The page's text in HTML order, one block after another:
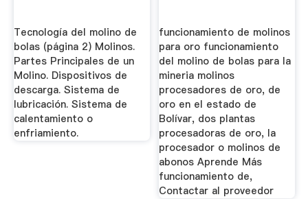
Tecnología del molino de
bolas (página 2) Molinos.
Partes Principales de un
Molino. Dispositivos de
descarga. Sistema de
lubricación. Sistema de
calentamiento o
enfriamiento.
funcionamiento de molinos
para oro funcionamiento
del molino de bolas para la
mineria molinos
procesadores de oro, de
oro en el estado de
Bolívar, dos plantas
procesadoras de oro, la
procesador o molinos de
abonos Aprende Más
funcionamiento de,
Contactar al proveedor